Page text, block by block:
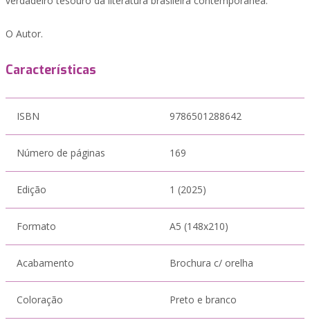
O Autor.
Características
ISBN 9786501288642
Número de páginas 169
Edição 1 (2025)
Formato A5 (148x210)
Acabamento Brochura c/ orelha
Coloração Preto e branco